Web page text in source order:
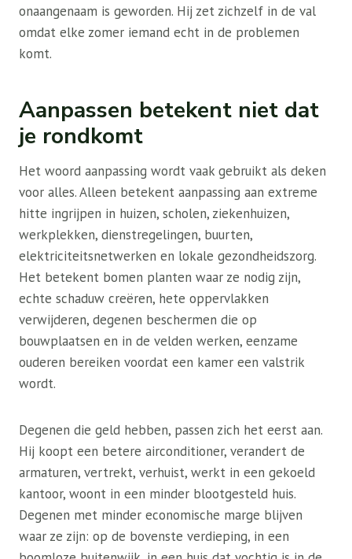
onaangenaam is geworden. Hij zet zichzelf in de val
omdat elke zomer iemand echt in de problemen
komt.
Aanpassen betekent niet dat
je rondkomt
Het woord aanpassing wordt vaak gebruikt als deken
voor alles. Alleen betekent aanpassing aan extreme
hitte ingrijpen in huizen, scholen, ziekenhuizen,
werkplekken, dienstregelingen, buurten,
elektriciteitsnetwerken en lokale gezondheidszorg.
Het betekent bomen planten waar ze nodig zijn,
echte schaduw creëren, hete oppervlakken
verwijderen, degenen beschermen die op
bouwplaatsen en in de velden werken, eenzame
ouderen bereiken voordat een kamer een valstrik
wordt.
Degenen die geld hebben, passen zich het eerst aan.
Hij koopt een betere airconditioner, verandert de
armaturen, vertrekt, verhuist, werkt in een gekoeld
kantoor, woont in een minder blootgesteld huis.
Degenen met minder economische marge blijven
waar ze zijn: op de bovenste verdieping, in een